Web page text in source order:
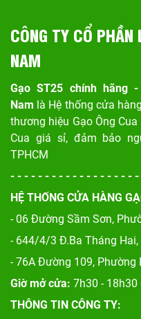
CÔNG TY CỔ PHẦN
NAM
Gạo ST25 chính hãng
Nam là Hệ thống cửa
thương hiệu Gạo Ông
Cua giá sỉ, đảm bảo
TPHCM
- - - - - - - - - - - - - - - - - -
HỆ THỐNG CỬA HÀNG
- 06 Đường Sầm Sơn, Phư
- 644/4/3 Đ.Ba Tháng Hai,
- 76A Đường 109, Phường
Giờ mở cửa: 7h30 - 18h30
THÔNG TIN CÔNG TY: